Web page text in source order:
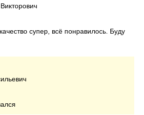
супер, всё понравилось. Буду